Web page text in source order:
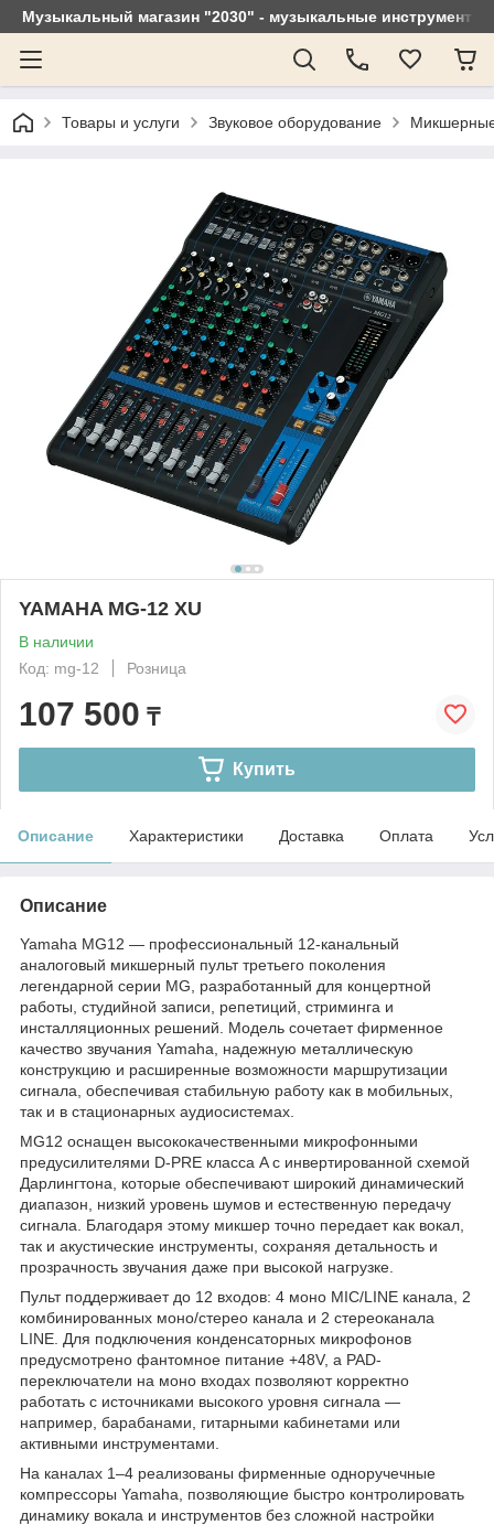
Музыкальный магазин "2030" - музыкальные
Товары и услуги Звуковое оборудование
YAMAHA MG-12 XU
В наличии
Код: mg-12
Розница
107 500 ₸
Купить
Описание Характеристики Доставка Оплата
Описание
Yamaha MG12 — профессиональный 12-канальный
аналоговый микшерный пульт третьего поколения
легендарной серии MG, разработанный для концертной
работы, студийной записи, репетиций, стриминга и
инсталляционных решений. Модель сочетает фирменное
качество звучания Yamaha, надежную металлическую
конструкцию и расширенные возможности маршрутизации
сигнала, обеспечивая стабильную работу как в мобильных,
так и в стационарных аудиосистемах.
MG12 оснащен высококачественными микрофонными
предусилителями D-PRE класса A с инвертированной схемой
Дарлингтона, которые обеспечивают широкий динамический
диапазон, низкий уровень шумов и естественную передачу
сигнала. Благодаря этому микшер точно передает как вокал,
так и акустические инструменты, сохраняя детальность и
прозрачность звучания даже при высокой нагрузке.
Пульт поддерживает до 12 входов: 4 моно MIC/LINE канала, 2
комбинированных моно/стерео канала и 2 стереоканала
LINE. Для подключения конденсаторных микрофонов
предусмотрено фантомное питание +48V, а PAD-
переключатели на моно входах позволяют корректно
работать с источниками высокого уровня сигнала —
например, барабанами, гитарными кабинетами или
активными инструментами.
На каналах 1–4 реализованы фирменные одноручечные
компрессоры Yamaha, позволяющие быстро контролировать
динамику вокала и инструментов без сложной настройки